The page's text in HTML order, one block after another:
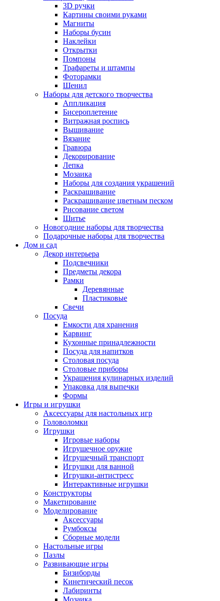
3D ручки
Картины своими руками
Магниты
Наборы бусин
Наклейки
Открытки
Помпоны
Трафареты и штампы
Фоторамки
Шенил
Наборы для детского творчества
Аппликация
Бисероплетение
Витражная роспись
Вышивание
Вязание
Гравюра
Декорирование
Лепка
Мозаика
Наборы для создания украшений
Раскрашивание
Раскрашивание цветным песком
Рисование светом
Шитье
Новогодние наборы для творчества
Подарочные наборы для творчества
Дом и сад
Декор интерьера
Подсвечники
Предметы декора
Рамки
Деревянные
Пластиковые
Свечи
Посуда
Емкости для хранения
Карвинг
Кухонные принадлежности
Посуда для напитков
Столовая посуда
Столовые приборы
Украшения кулинарных изделий
Упаковка для выпечки
Формы
Игры и игрушки
Аксессуары для настольных игр
Головоломки
Игрушки
Игровые наборы
Игрушечное оружие
Игрушечный транспорт
Игрушки для ванной
Игрушки-антистресс
Интерактивные игрушки
Конструкторы
Макетирование
Моделирование
Аксессуары
Румбоксы
Сборные модели
Настольные игры
Пазлы
Развивающие игры
Бизиборды
Кинетический песок
Лабиринты
Мозаика